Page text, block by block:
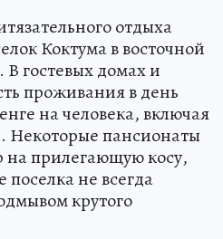
отдыха
Коктума в восточной
гостевых домах и
проживания в день
на человека, включая
Некоторые пансионаты
на прилегающую косу,
поселка не всегда
крутого